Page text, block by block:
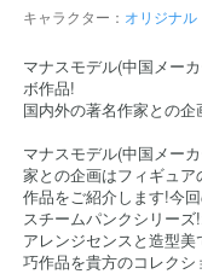
キャラクター： オリジナル
マナスモデル(中国メー
ボ作品!
国内外の著名作家との
マナスモデル(中国メー
家との企画はフィギュ
作品をご紹介します!今
スチームパンクシリー
アレンジセンスと造型
巧作品を貴方のコレクシ